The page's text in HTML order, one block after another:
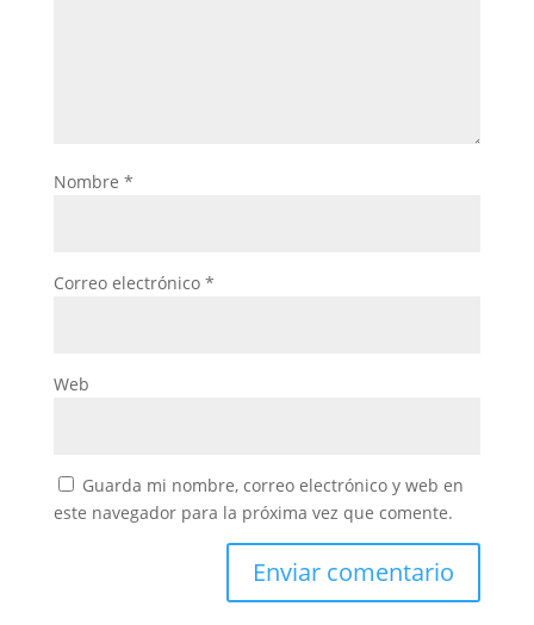
Nombre *
Correo electrónico *
Web
Guarda mi nombre, correo electrónico y web en
este navegador para la próxima vez que comente.